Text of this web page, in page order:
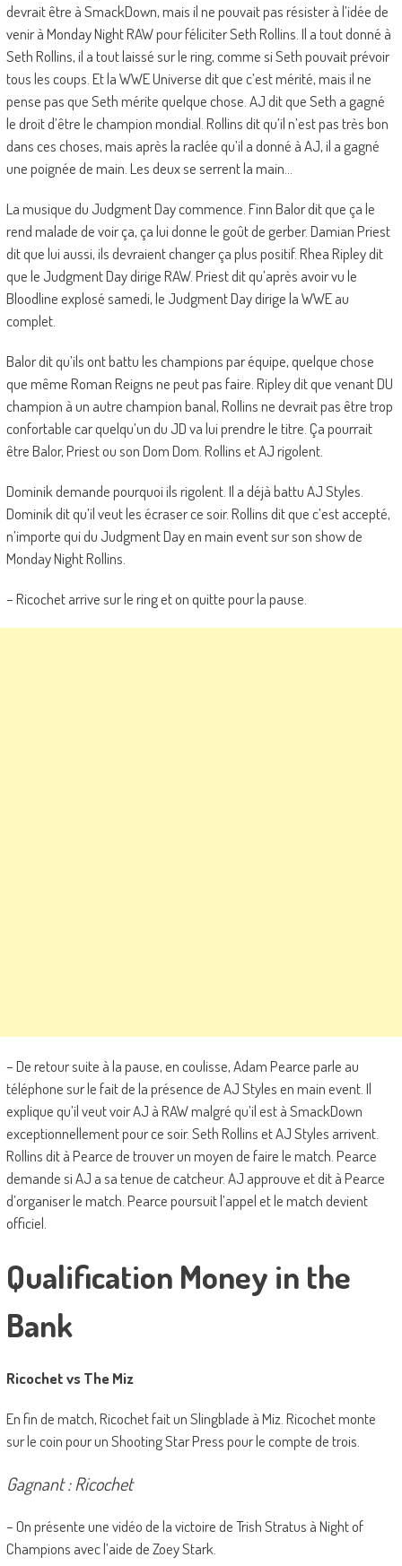
devrait être à SmackDown, mais il ne pouvait pas résister à l’idée de
venir à Monday Night RAW pour féliciter Seth Rollins. Il a tout donné à
Seth Rollins, il a tout laissé sur le ring, comme si Seth pouvait prévoir
tous les coups. Et la WWE Universe dit que c’est mérité, mais il ne
pense pas que Seth mérite quelque chose. AJ dit que Seth a gagné
le droit d’être le champion mondial. Rollins dit qu’il n’est pas très bon
dans ces choses, mais après la raclée qu’il a donné à AJ, il a gagné
une poignée de main. Les deux se serrent la main…
La musique du Judgment Day commence. Finn Balor dit que ça le
rend malade de voir ça, ça lui donne le goût de gerber. Damian Priest
dit que lui aussi, ils devraient changer ça plus positif. Rhea Ripley dit
que le Judgment Day dirige RAW. Priest dit qu’après avoir vu le
Bloodline explosé samedi, le Judgment Day dirige la WWE au
complet.
Balor dit qu’ils ont battu les champions par équipe, quelque chose
que même Roman Reigns ne peut pas faire. Ripley dit que venant DU
champion à un autre champion banal, Rollins ne devrait pas être trop
confortable car quelqu’un du JD va lui prendre le titre. Ça pourrait
être Balor, Priest ou son Dom Dom. Rollins et AJ rigolent.
Dominik demande pourquoi ils rigolent. Il a déjà battu AJ Styles.
Dominik dit qu’il veut les écraser ce soir. Rollins dit que c’est accepté,
n’importe qui du Judgment Day en main event sur son show de
Monday Night Rollins.
– Ricochet arrive sur le ring et on quitte pour la pause.
– De retour suite à la pause, en coulisse, Adam Pearce parle au
téléphone sur le fait de la présence de AJ Styles en main event. Il
explique qu’il veut voir AJ à RAW malgré qu’il est à SmackDown
exceptionnellement pour ce soir. Seth Rollins et AJ Styles arrivent.
Rollins dit à Pearce de trouver un moyen de faire le match. Pearce
demande si AJ a sa tenue de catcheur. AJ approuve et dit à Pearce
d’organiser le match. Pearce poursuit l’appel et le match devient
officiel.
Qualification Money in the
Bank
Ricochet vs The Miz
En fin de match, Ricochet fait un Slingblade à Miz. Ricochet monte
sur le coin pour un Shooting Star Press pour le compte de trois.
Gagnant : Ricochet
– On présente une vidéo de la victoire de Trish Stratus à Night of
Champions avec l’aide de Zoey Stark.